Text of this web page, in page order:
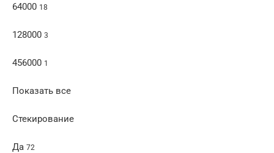
64000 18
128000 3
456000 1
Показать все
Стекирование
Да 72